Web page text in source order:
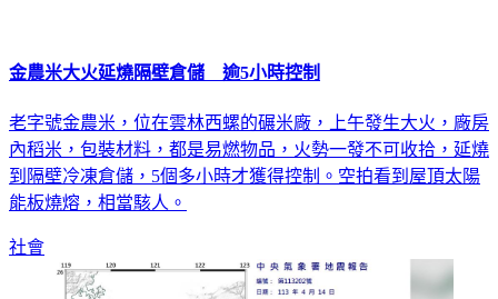
金農米大火延燒隔壁倉儲 逾5小時控制
老字號金農米，位在雲林西螺的碾米廠，上午發生大火，廠房
內稻米，包裝材料，都是易燃物品，火勢一發不可收拾，延燒
到隔壁冷凍倉儲，5個多小時才獲得控制。空拍看到屋頂太陽
能板燒熔，相當駭人。
社會